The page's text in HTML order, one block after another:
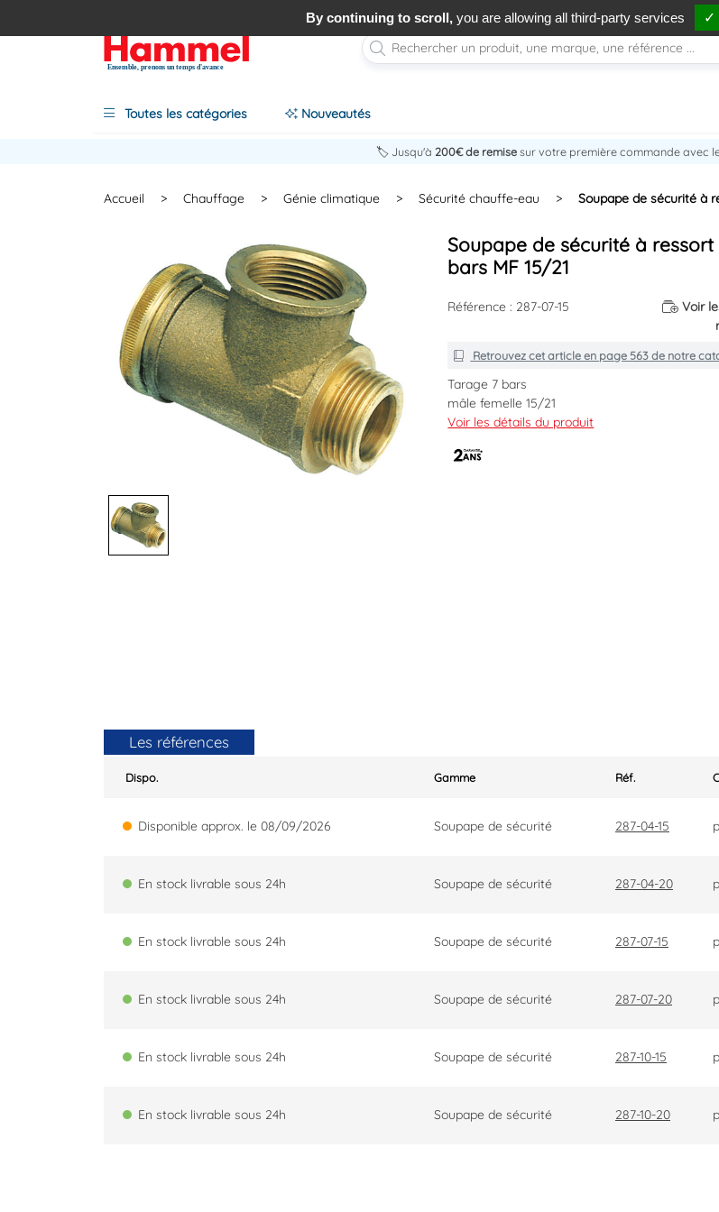
Ensemble, prenons un temps d'avance
Toutes les catégories Nouveautés
🏷️ Jusqu'à 200€ de remisesur votre première commande avec
Accueil > Chauffage > Génie climatique > Sécurité chauffe-eau > Soupape de sécurité à
Soupape de sécurité à ressort 7
bars MF 15/21
Référence : 287-07-15
Voir
Retrouvez cet article en page 563de notre
Tarage 7 bars
mâle femelle 15/21
Code EAN : 3561750031876
Voir les détails du produit
Les références
Dispo. Gamme Réf.
Disponible approx. le 08/09/2026 Soupape de sécurité 287-04-15
En stock livrable sous 24h Soupape de sécurité 287-04-20
En stock livrable sous 24h Soupape de sécurité 287-07-15
En stock livrable sous 24h Soupape de sécurité 287-07-20
En stock livrable sous 24h Soupape de sécurité 287-10-15
En stock livrable sous 24h Soupape de sécurité 287-10-20
By continuing to scroll,you are allowing all third-party services ✓